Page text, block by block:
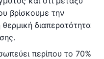
βρίσκουμε την
διαπερατότητα
περίπου το 70%